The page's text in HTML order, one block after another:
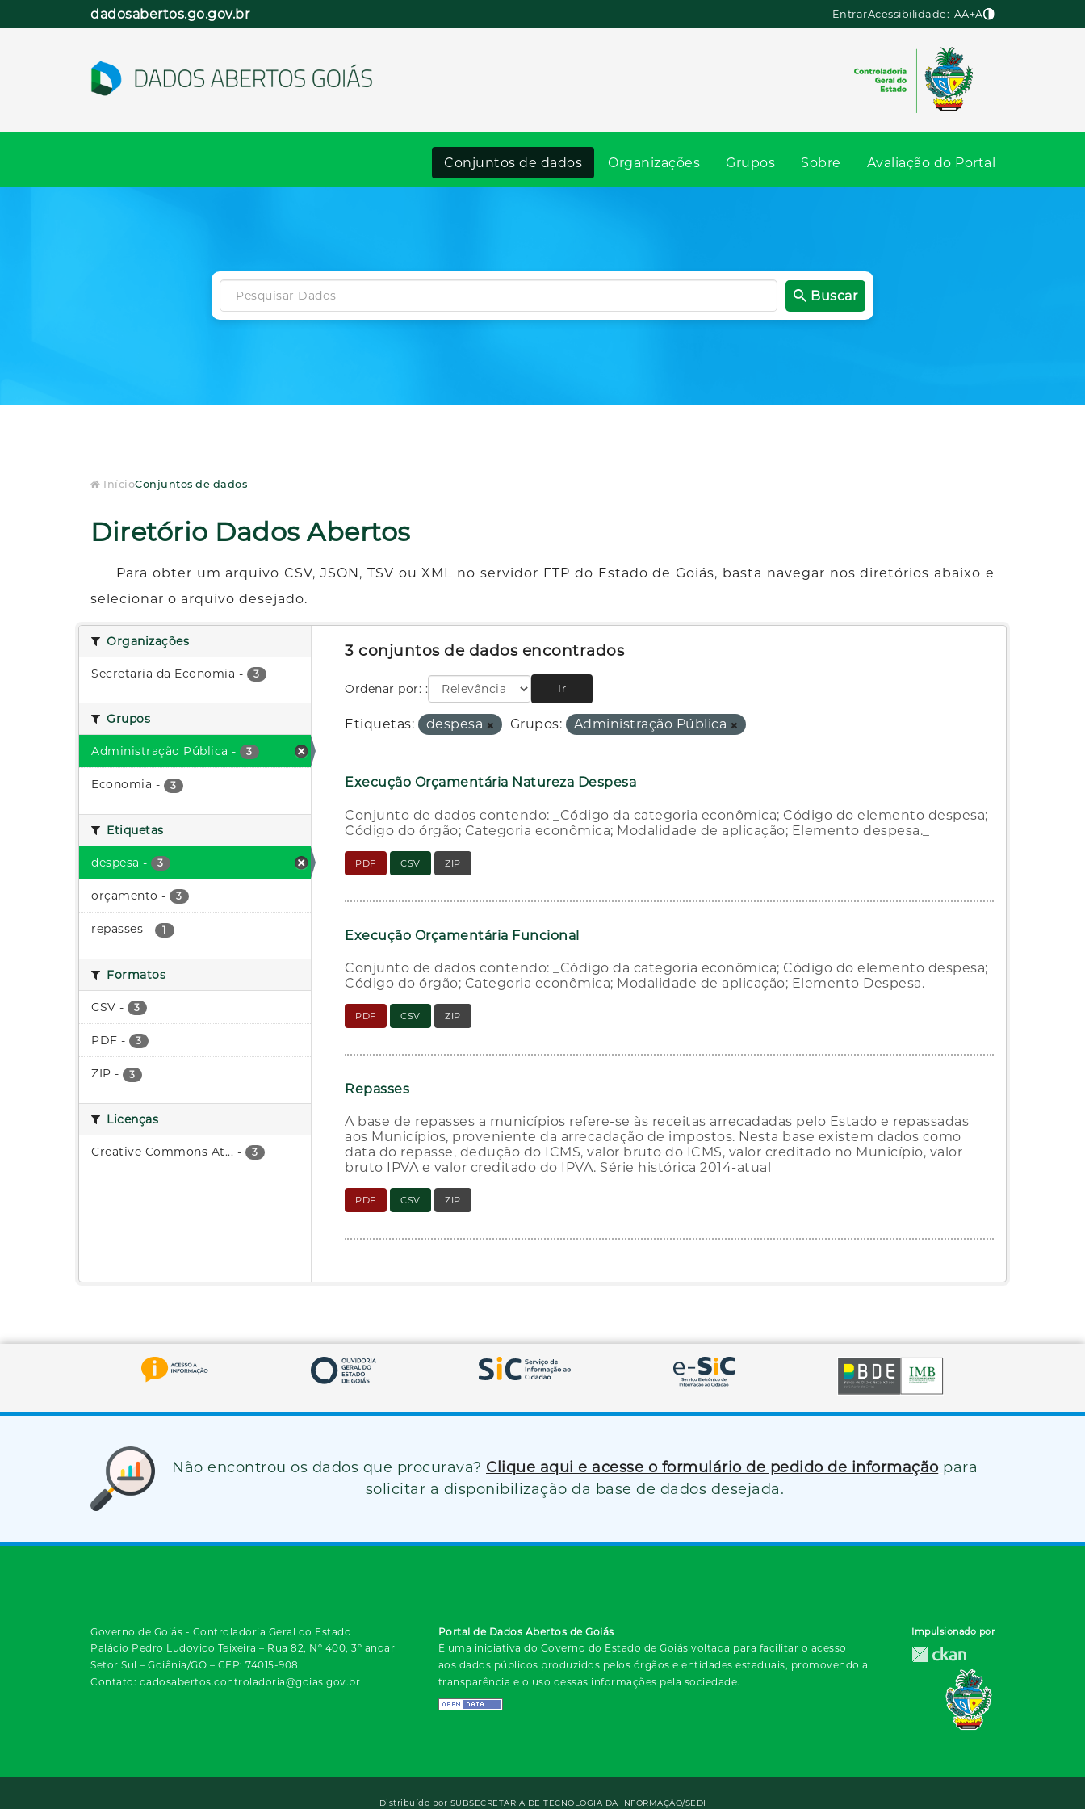
dadosabertos.go.gov.br EntrarAcessibilidade:-AA+A
Conjuntos de dados Organizações Grupos Sobre Avaliação do Portal
Buscar
InícioConjuntos de dados
Diretório Dados Abertos
Para obter um arquivo CSV, JSON, TSV ou XML no servidor FTP do Estado de Goiás, basta navegar nos diretórios abaixo e
selecionar o arquivo desejado.
Organizações
Secretaria da Economia - 3
Grupos
Administração Pública - 3
Economia - 3
Etiquetas
despesa - 3
orçamento - 3
repasses - 1
Formatos
CSV - 3
PDF - 3
ZIP - 3
Licenças
Creative Commons At... - 3
3 conjuntos de dados encontrados
Ordenar por: Ir
Etiquetas: despesa Grupos: Administração Pública
Execução Orçamentária Natureza Despesa
Conjunto de dados contendo: _Código da categoria econômica; Código do elemento despesa;
Código do órgão; Categoria econômica; Modalidade de aplicação; Elemento despesa._
PDF CSV ZIP
Execução Orçamentária Funcional
Conjunto de dados contendo: _Código da categoria econômica; Código do elemento despesa;
Código do órgão; Categoria econômica; Modalidade de aplicação; Elemento Despesa._
PDF CSV ZIP
Repasses
A base de repasses a municípios refere-se às receitas arrecadadas pelo Estado e repassadas
aos Municípios, proveniente da arrecadação de impostos. Nesta base existem dados como
data do repasse, dedução do ICMS, valor bruto do ICMS, valor creditado no Município, valor
bruto IPVA e valor creditado do IPVA. Série histórica 2014-atual
PDF CSV ZIP
Não encontrou os dados que procurava? Clique aqui e acesse o formulário de pedido de informação para
solicitar a disponibilização da base de dados desejada.
Governo de Goiás - Controladoria Geral do Estado
Palácio Pedro Ludovico Teixeira – Rua 82, Nº 400, 3º andar
Setor Sul – Goiânia/GO – CEP: 74015-908
Contato: dadosabertos.controladoria@goias.gov.br
Portal de Dados Abertos de Goiás
É uma iniciativa do Governo do Estado de Goiás voltada para facilitar o acesso
aos dados públicos produzidos pelos órgãos e entidades estaduais, promovendo a
transparência e o uso dessas informações pela sociedade.
Impulsionado por
Distribuído por SUBSECRETARIA DE TECNOLOGIA DA INFORMAÇÃO/SEDI